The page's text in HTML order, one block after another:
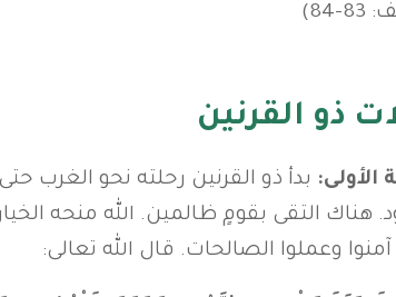
84)
ذو القرنين
الأولى: بدأ ذو القرنين رحلته نحو
هناك التقى بقومٍ ظالمين. الله منحه
آمنوا وعملوا الصالحات. قال الله تعالى: